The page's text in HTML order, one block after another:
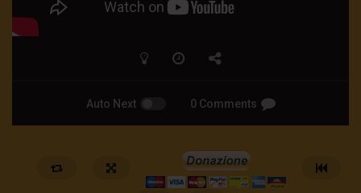
Auto Next 0 Comments